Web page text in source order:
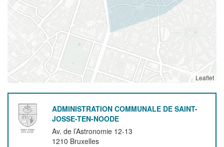
Leaflet
ADMINISTRATION COMMUNALE DE SAINT-
JOSSE-TEN-NOODE
Av. de l’Astronomie 12-13
1210 Bruxelles